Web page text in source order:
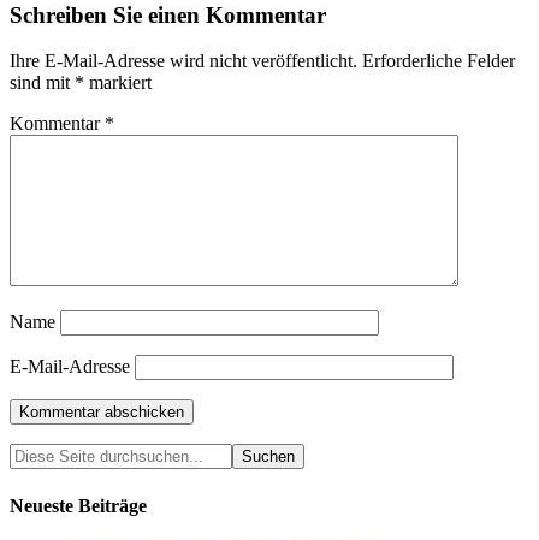
Schreiben Sie einen Kommentar
Ihre E-Mail-Adresse wird nicht veröffentlicht. Erforderliche Felder
sind mit * markiert
Kommentar *
Name
E-Mail-Adresse
Neueste Beiträge